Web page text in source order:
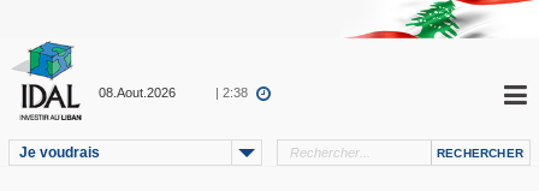
08.Aout.2026 | 2:38
Je voudrais